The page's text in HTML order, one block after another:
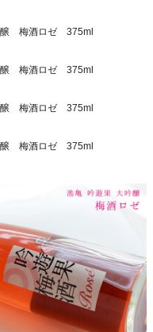
梅酒ロゼ 375ml
梅酒ロゼ 375ml
梅酒ロゼ 375ml
梅酒ロゼ 375ml